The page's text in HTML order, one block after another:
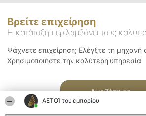
ΑΕΤΟΊ του εμπορίου
Βρείτε επιχείρηση
Η κατάταξη περιλαμβάνει τους
Ψάχνετε επιχείρηση; Ελέγξτε τη μηχανή
Χρησιμοποιήστε την καλύτερη υπηρεσία
Αναζήτηση